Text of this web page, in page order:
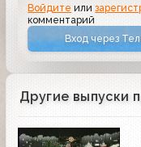
Войдите или
комментарий
Вход через
Другие выпуски